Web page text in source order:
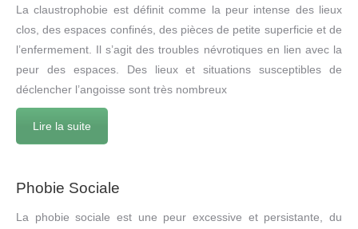
La claustrophobie est définit comme la peur intense des lieux
clos, des espaces confinés, des pièces de petite superficie et de
l’enfermement. Il s’agit des troubles névrotiques en lien avec la
peur des espaces. Des lieux et situations susceptibles de
déclencher l’angoisse sont très nombreux
Lire la suite
Phobie Sociale
La phobie sociale est une peur excessive et persistante, du